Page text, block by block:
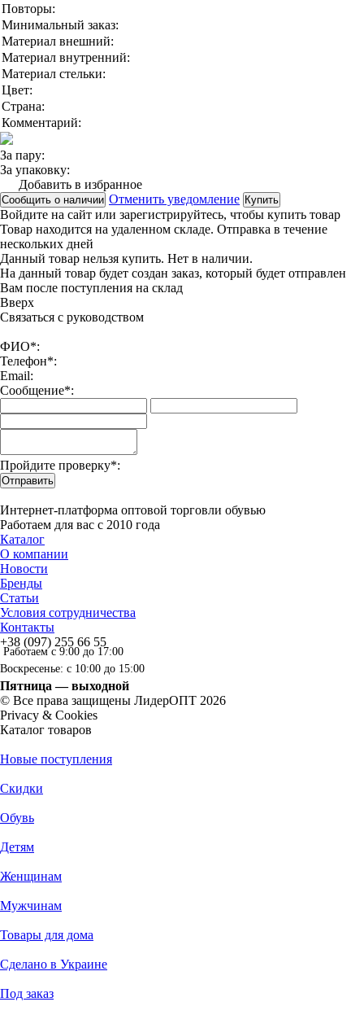
Повторы:
Минимальный заказ:
Материал внешний:
Материал внутренний:
Материал стельки:
Цвет:
Страна:
Комментарий:
За пару:
За упаковку:
Добавить в избранное
Сообщить о наличии Отменить уведомление Купить
Войдите на сайт или зарегистрируйтесь, чтобы купить товар
Товар находится на удаленном складе. Отправка в течение
нескольких дней
Данный товар нельзя купить. Нет в наличии.
На данный товар будет создан заказ, который будет отправлен
Вам после поступления на склад
Вверx
Связаться с руководством
ФИО*:
Телефон*:
Email:
Сообщение*:
Пройдите проверку*:
Отправить
Интернет-платформа оптовой торговли обувью
Работаем для вас с 2010 года
Каталог
О компании
Новости
Бренды
Статьи
Условия сотрудничества
Контакты
+38 (097) 255 66 55
Работаем с 9:00 до 17:00
Воскресенье: с 10:00 до 15:00
Пятница — выходной
© Все права защищены ЛидерОПТ 2026
Privacy & Cookies
Каталог товаров
Новые поступления
Скидки
Обувь
Детям
Женщинам
Мужчинам
Товары для дома
Сделано в Украине
Под заказ